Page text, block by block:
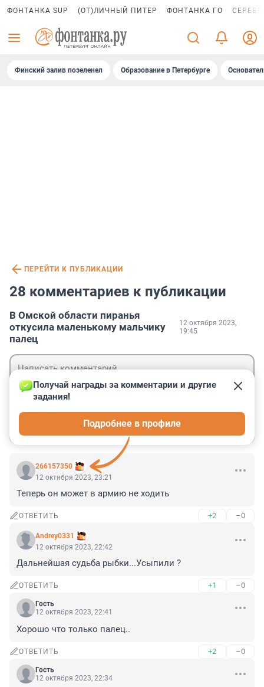
ФОНТАНКА SUP (ОТ)ЛИЧНЫЙ ПИТЕР ФОНТАНКА ГО
Финский залив позеленел Образование в Петербурге
ПЕРЕЙТИ К ПУБЛИКАЦИИ
28 комментариев к публикации
В Омской области пиранья
откусила маленькому мальчику
палец
12 октября 2023,
19:45
266157350
Получай награды за комментарии и другие
задания!
Подробнее в профиле
12 октября 2023, 23:21
Теперь он может в армию не ходить
ОТВЕТИТЬ +2 –0
Andrey0331
12 октября 2023, 22:42
Дальнейшая судьба рыбки...Усыпили ?
ОТВЕТИТЬ +1 –0
Гость
12 октября 2023, 22:41
Хорошо что только палец..
ОТВЕТИТЬ +2 –0
Гость
12 октября 2023, 22:34